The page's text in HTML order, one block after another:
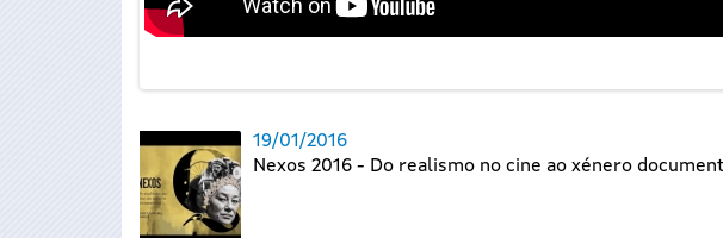
19/01/2016
Nexos 2016 - Do realismo no cine ao xénero